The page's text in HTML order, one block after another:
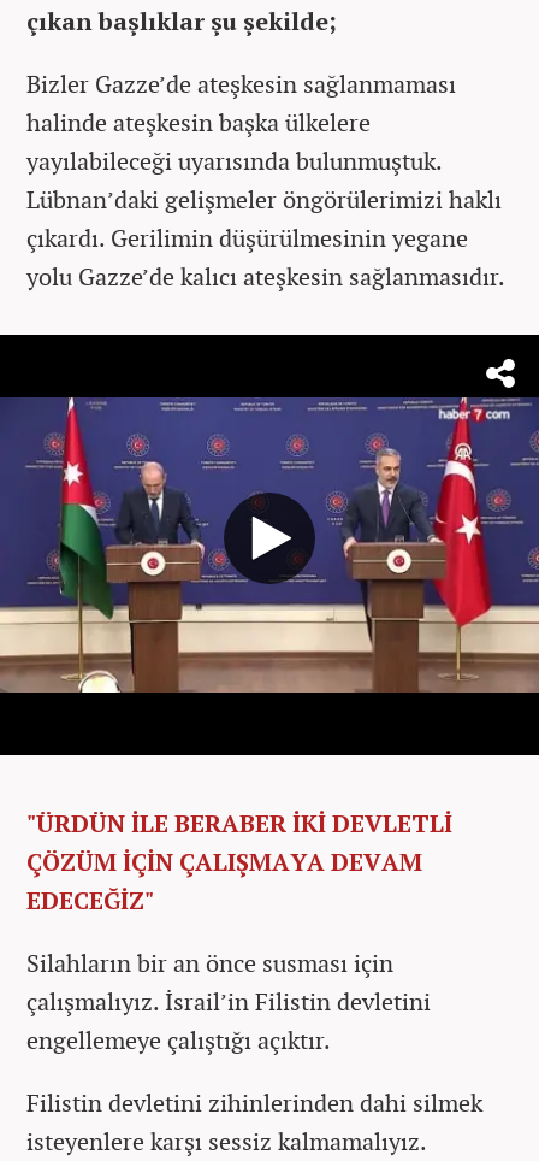
çıkan başlıklar şu şekilde;
Bizler Gazze’de ateşkesin sağlanmaması
halinde ateşkesin başka ülkelere
yayılabileceği uyarısında bulunmuştuk.
Lübnan’daki gelişmeler öngörülerimizi haklı
çıkardı. Gerilimin düşürülmesinin yegane
yolu Gazze’de kalıcı ateşkesin sağlanmasıdır.
"ÜRDÜN İLE BERABER İKİ DEVLETLİ
ÇÖZÜM İÇİN ÇALIŞMAYA DEVAM
EDECEĞİZ"
Silahların bir an önce susması için
çalışmalıyız. İsrail’in Filistin devletini
engellemeye çalıştığı açıktır.
Filistin devletini zihinlerinden dahi silmek
isteyenlere karşı sessiz kalmamalıyız.